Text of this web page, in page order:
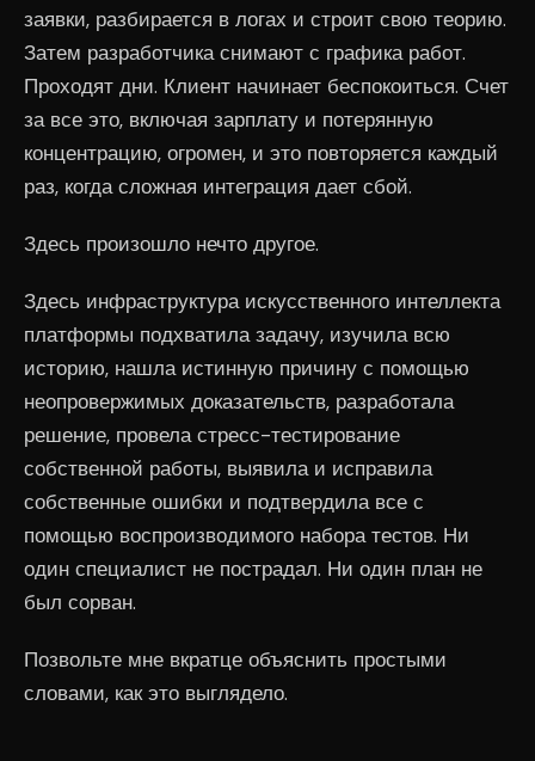
заявки, разбирается в логах и строит свою теорию.
Затем разработчика снимают с графика работ.
Проходят дни. Клиент начинает беспокоиться. Счет
за все это, включая зарплату и потерянную
концентрацию, огромен, и это повторяется каждый
раз, когда сложная интеграция дает сбой.
Здесь произошло нечто другое.
Здесь инфраструктура искусственного интеллекта
платформы подхватила задачу, изучила всю
историю, нашла истинную причину с помощью
неопровержимых доказательств, разработала
решение, провела стресс-тестирование
собственной работы, выявила и исправила
собственные ошибки и подтвердила все с
помощью воспроизводимого набора тестов. Ни
один специалист не пострадал. Ни один план не
был сорван.
Позвольте мне вкратце объяснить простыми
словами, как это выглядело.